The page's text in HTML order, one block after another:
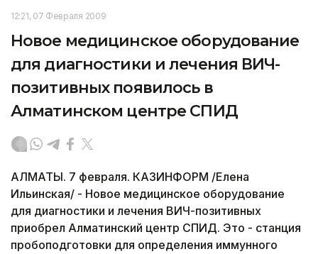
12:21, 07 Февраля 2009
Новое медицинское оборудование
для диагностики и лечения ВИЧ-
позитивных появилось в
Алматинском центре СПИД
АЛМАТЫ. 7 февраля. КАЗИНФОРМ /Елена
Ильинская/ - Новое медицинское оборудование
для диагностики и лечения ВИЧ-позитивных
приобрел Алматинский центр СПИД. Это - станция
пробоподготовки для определения иммунного